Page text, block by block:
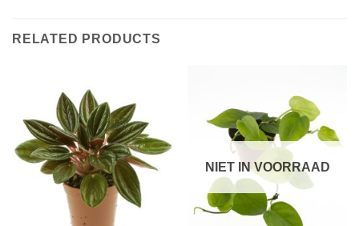
RELATED PRODUCTS
NIET IN VOORRAAD